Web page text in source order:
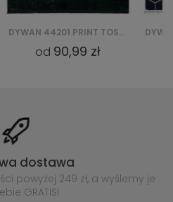
DYWAN 29340 PRINT TOSCANA
od 90,99 zł
dostawa
powyżej 249 zł, a wyślemy je
GRATIS!